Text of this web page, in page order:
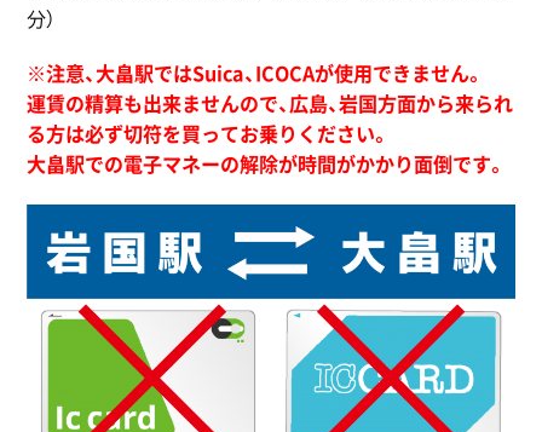
分）
※注意、大畠駅ではSuica、ICOCAが使用できません。
運賃の精算も出来ませんので、広島、岩国方面から来られ
る方は必ず切符を買ってお乗りください。
大畠駅での電子マネーの解除が時間がかかり面倒です。